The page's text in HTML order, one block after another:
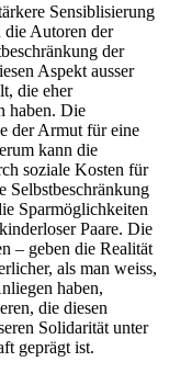
Sensiblisierung
die Autoren der
der
Aspekt ausser
die eher
haben. Die
der Armut für eine
kann die
soziale Kosten für
Selbstbeschränkung
Sparmöglichkeiten
Paare. Die
– geben die Realität
als man weiss,
haben,
die diesen
Solidarität unter
geprägt ist.